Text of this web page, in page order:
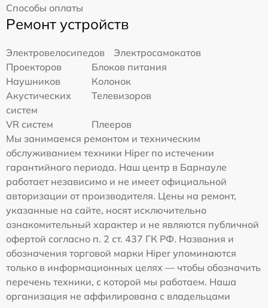
Способы оплаты
Ремонт устройств
Электровелосипедов
Электросамокатов
Проекторов
Блоков питания
Наушников
Колонок
Акустических
систем
Телевизоров
VR систем
Плееров
Мы занимаемся ремонтом и техническим
обслуживанием техники Hiper по истечении
гарантийного периода. Наш центр в Барнауле
работает независимо и не имеет официальной
авторизации от производителя. Цены на ремонт,
указанные на сайте, носят исключительно
ознакомительный характер и не являются публичной
офертой согласно п. 2 ст. 437 ГК РФ. Названия и
обозначения торговой марки Hiper упоминаются
только в информационных целях — чтобы обозначить
перечень техники, с которой мы работаем. Наша
организация не аффилирована с владельцами